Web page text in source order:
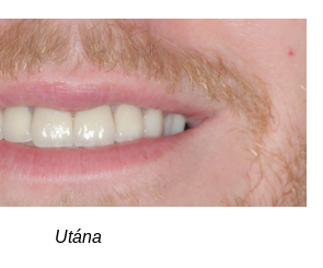
Utána